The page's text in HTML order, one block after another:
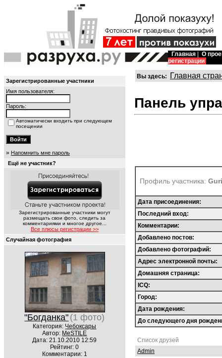
Главная
О
регистрации
Зарегистрированные участники
Имя пользователя:
Пароль:
Автоматически входить при следующем
посещении
» Напомнить мне пароль
Ещё не участник?
Зарегистрированные участники могут
размещать свои фото, следить за
комментариями и многое другое...
Все плюсы регистрации >>
Случайная фотография
"Богданка" (1 фото)
Категория: Чебоксары
Автор: MeSTILE
Дата: 21.10.2010 12:59
Рейтинг: 0
Комментарии: 1
Вы здесь: Главная
Панель
Профиль участника:
Дата присоединения:
Последний вход:
Комментарии:
Добавлено постов:
Добавлено фотографий:
Адрес электронной почты:
Домашняя страница:
ICQ:
Город:
Дата рождения:
До следующего дня
Список друзей
Admin